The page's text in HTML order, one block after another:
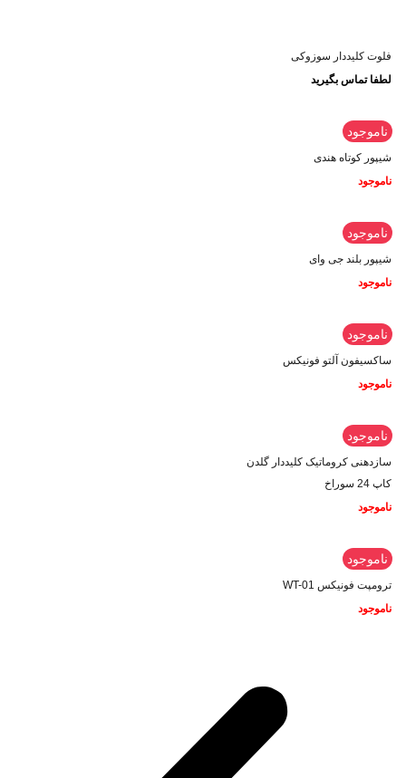
فلوت کلیددار سوزوکی
لطفا تماس بگیرید
ناموجود
شیپور کوتاه هندی
ناموجود
ناموجود
شیپور بلند جی وای
ناموجود
ناموجود
ساکسیفون آلتو فونیکس
ناموجود
ناموجود
سازدهنی کروماتیک کلیددار گلدن
کاپ 24 سوراخ
ناموجود
ناموجود
ترومپت فونیکس WT-01
ناموجود